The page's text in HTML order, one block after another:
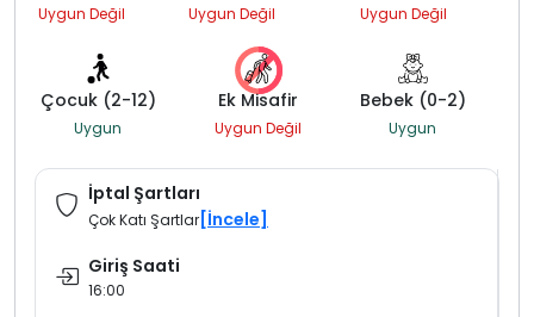
Uygun Değil Uygun Değil Uygun Değil
Çocuk (2-12)
Uygun
Ek Misafir
Uygun Değil
Bebek (0-2)
Uygun
İptal Şartları
Çok Katı Şartlar [İncele]
Giriş Saati
16:00